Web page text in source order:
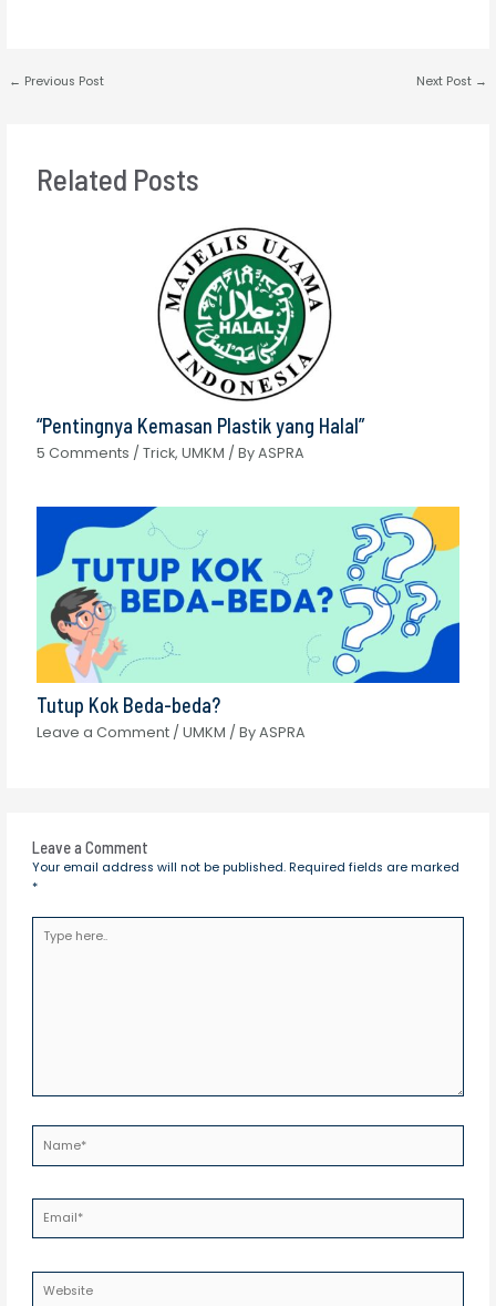
← Previous Post Next Post →
Related Posts
“Pentingnya Kemasan Plastik yang Halal”
5 Comments /Trick,UMKM / ByASPRA
Tutup Kok Beda-beda?
Leave a Comment /UMKM / ByASPRA
Leave a Comment
Your email address will not be published. Required fields are marked
*
here..